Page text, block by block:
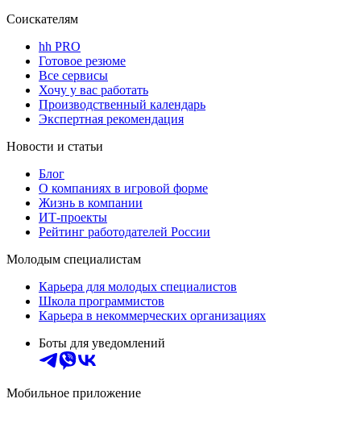
Соискателям
hh PRO
Готовое резюме
Все сервисы
Хочу у вас работать
Производственный календарь
Экспертная рекомендация
Новости и статьи
Блог
О компаниях в игровой форме
Жизнь в компании
ИТ-проекты
Рейтинг работодателей России
Молодым специалистам
Карьера для молодых специалистов
Школа программистов
Карьера в некоммерческих организациях
Боты для уведомлений
Мобильное приложение